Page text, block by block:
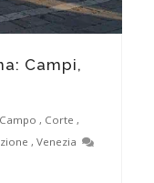
Campi,
Campo , Corte ,
, Venezia